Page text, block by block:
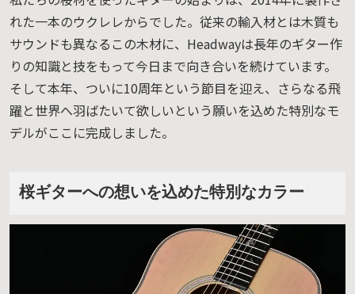
れた一本のウクレレからでした。従来の輸入材とは木質も
サウンドも異なるこの木材に、Headwayは長年のギター作
りの知識と技をもって今日まで向き合いを続けています。
そして本年、ついに10周年という節目を迎え、さらなる飛
躍と世界へ羽ばたいて欲しいという願いを込めた特別なモ
デルがここに完成しました。
桜ギターへの想いを込めた特別なカラー